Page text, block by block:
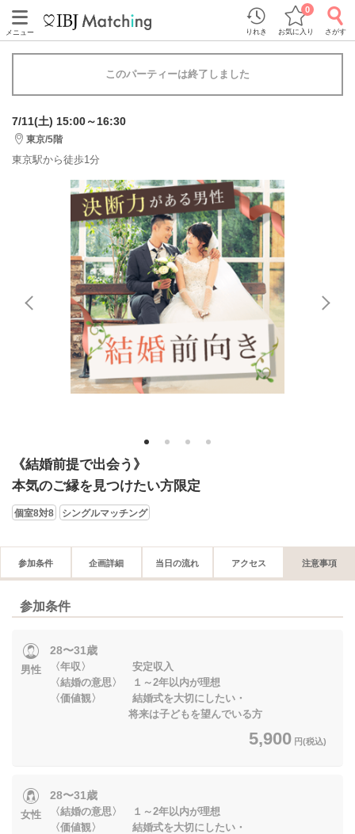
メニュー りれき お気に入り
0
さがす
このパーティーは終了しました
7/11(土) 15:00～16:30
東京/5階
東京駅から徒歩1分
1 2 3 4
《結婚前提で出会う》
本気のご縁を見つけたい方限定
個室8対8 シングルマッチング
参加条件 企画詳細 当日の流れ アクセス 注意事項
参加条件
男性
28〜31歳
〈年収〉 安定収入
〈結婚の意思〉 １～2年以内が理想
〈価値観〉 結婚式を大切にしたい・
将来は子どもを望んでいる方
5,900 円(税込)
女性
28〜31歳
〈結婚の意思〉 １～2年以内が理想
〈価値観〉 結婚式を大切にしたい・